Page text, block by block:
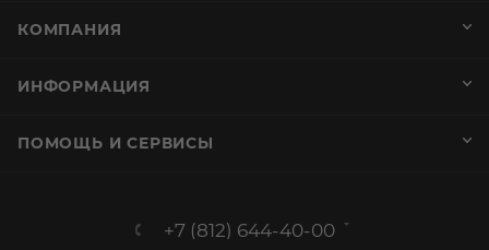
КОМПАНИЯ
ИНФОРМАЦИЯ
ПОМОЩЬ И СЕРВИСЫ
+7 (812) 644-40-00